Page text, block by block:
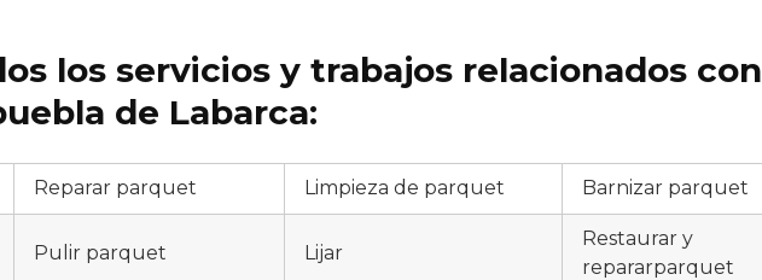
los servicios y trabajos relacionados con
de Labarca:
Reparar parquet Limpieza de parquet Barnizar parquet
Pulir parquet Lijar
Restaurar y
repararparquet